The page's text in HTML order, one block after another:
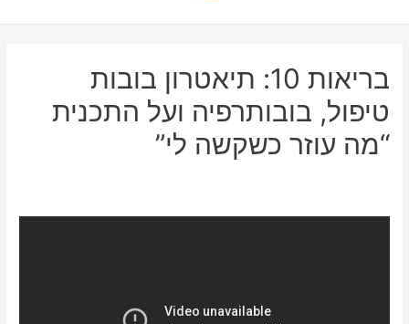
בריאות 10: תיאטרון בובות
טיפול, בובותרפיה ועל התכנית
“מה עוזר כשקשה לי”